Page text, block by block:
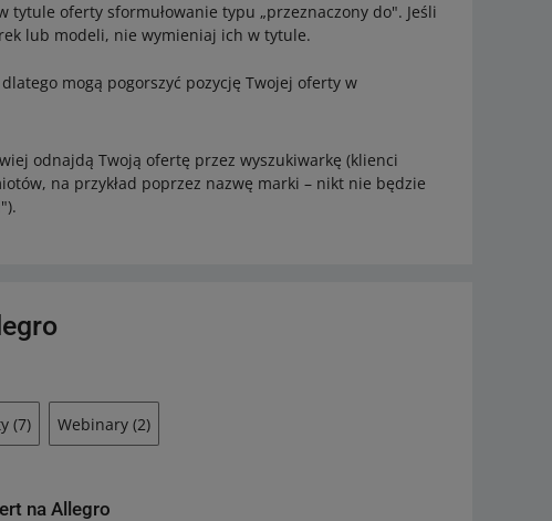
oferty sformułowanie typu „przeznaczony do". Jeśli
lub modeli, nie wymieniaj ich w tytule.
mogą pogorszyć pozycję Twojej oferty w
odnajdą Twoją ofertę przez wyszukiwarkę (klienci
na przykład poprzez nazwę marki – nikt nie będzie
(7) Webinary (2)
na Allegro